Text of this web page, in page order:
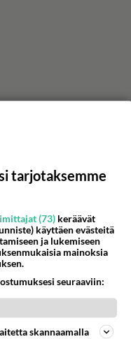
tarjotaksemme
(73) keräävät
käyttäen evästeitä
ja lukemiseen
mainoksia
seuraaviin:
skannaamalla